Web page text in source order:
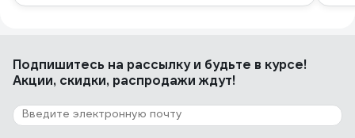
Подпишитесь на рассылкуи будьте в курсе!
Акции, скидки, распродажи ждут!